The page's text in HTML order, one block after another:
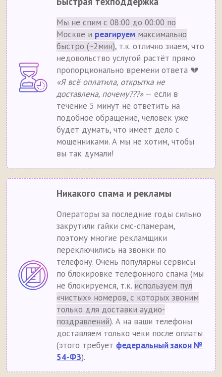
Мы не спим с 08:00 до 00:00 по
Москве и реагируем максимально
быстро (~2мин), т.к. отлично знаем, что
недовольство услугой растёт прямо
пропорционально времени ответа 💔
«Я всё оплатила, открытка не
доставлена, почему???»— если в
течение 5 минут не ответить на
подобное обращение, человек уже
будет думать, что имеет дело с
мошенниками. А мы не хотим, чтобы
вы так думали!
Никакого спама и рекламы
Операторы за последние годы сильно
закрутили гайки смс-спамерам,
поэтому многие рекламщики
переключились на звонки по
телефону. Очень популярны сервисы
по блокировке телефонного спама (мы
не блокируемся, т.к. используем пул
«чистых» номеров, с которых звоним
только для доставки аудио-
поздравлений). А на ваши телефоны
доставляем только чеки после оплаты
(этого требует федеральный закон №
54-ФЗ).